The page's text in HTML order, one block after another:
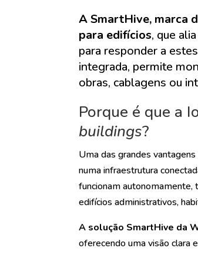
A SmartHive, marca
para edifícios, que
para responder a
integrada, permite
obras, cablagens ou
Porque é que a
buildings?
Uma das grandes
numa infraestrutura
funcionam
edifícios administrativos,
A solução SmartHive da
oferecendo uma visão clara